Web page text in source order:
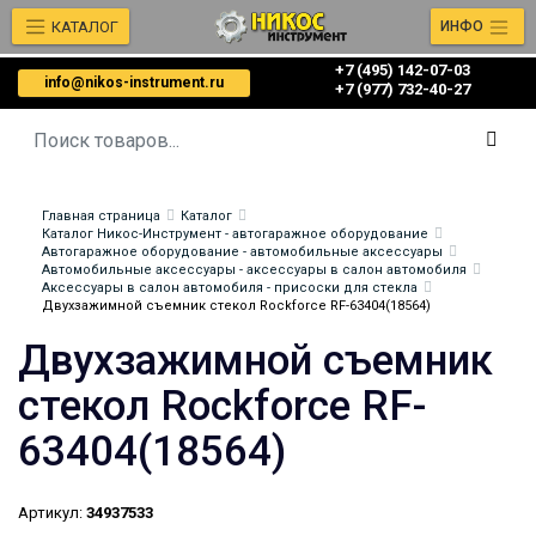
info@nikos-instrument.ru
+7 (495) 142-07-03
‎‎+7 (977) 732-40-27
КАТАЛОГ ИНФО
Главная страница
Каталог
Каталог Никос-Инструмент - автогаражное оборудование
Автогаражное оборудование - автомобильные аксессуары
Автомобильные аксессуары - аксессуары в салон автомобиля
Аксессуары в салон автомобиля - присоски для стекла
Двухзажимной съемник стекол Rockforce RF-63404(18564)
Двухзажимной съемник
стекол Rockforce RF-
63404(18564)
Артикул: 34937533